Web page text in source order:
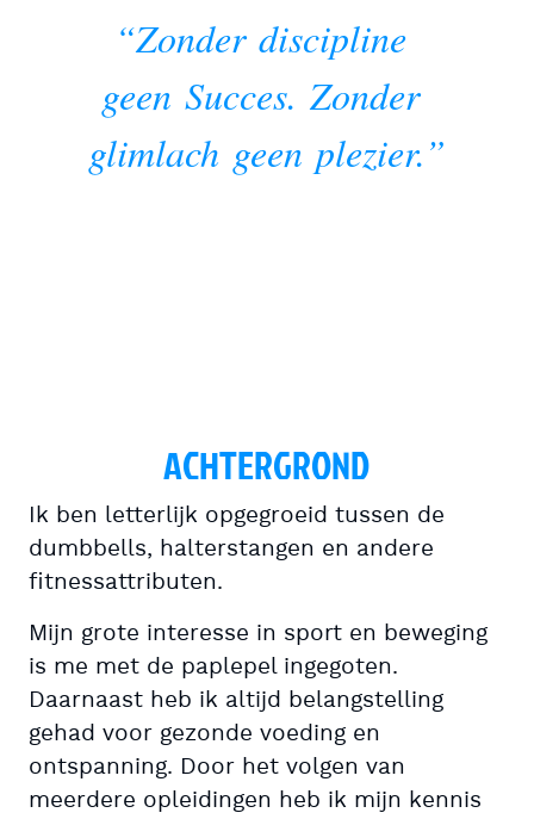
“Zonder discipline
geen Succes.Zonder
glimlach geen plezier.”
ACHTERGROND
Ik ben letterlijk opgegroeid tussen de
dumbbells, halterstangen en andere
fitnessattributen.
Mijn grote interesse in sport en beweging
is me met de paplepel ingegoten.
Daarnaast heb ik altijd belangstelling
gehad voor gezonde voeding en
ontspanning. Door het volgen van
meerdere opleidingen heb ik mijn kennis